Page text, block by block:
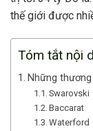
thế giới được
Tóm tắt nội
Những
Swarovski
Baccarat
Waterford